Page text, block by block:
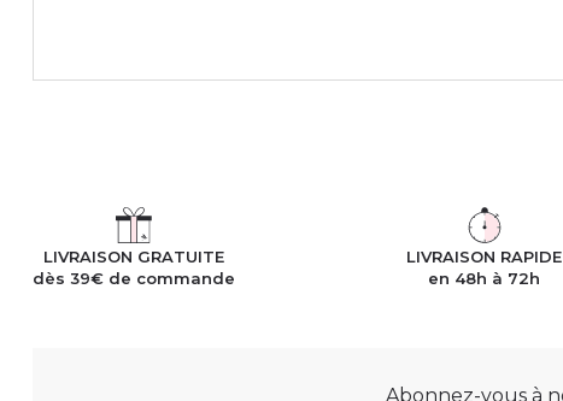
LIVRAISON GRATUITE
dès 39€ de commande
LIVRAISON RAPIDE
en 48h à 72h
Abonnez-vous à